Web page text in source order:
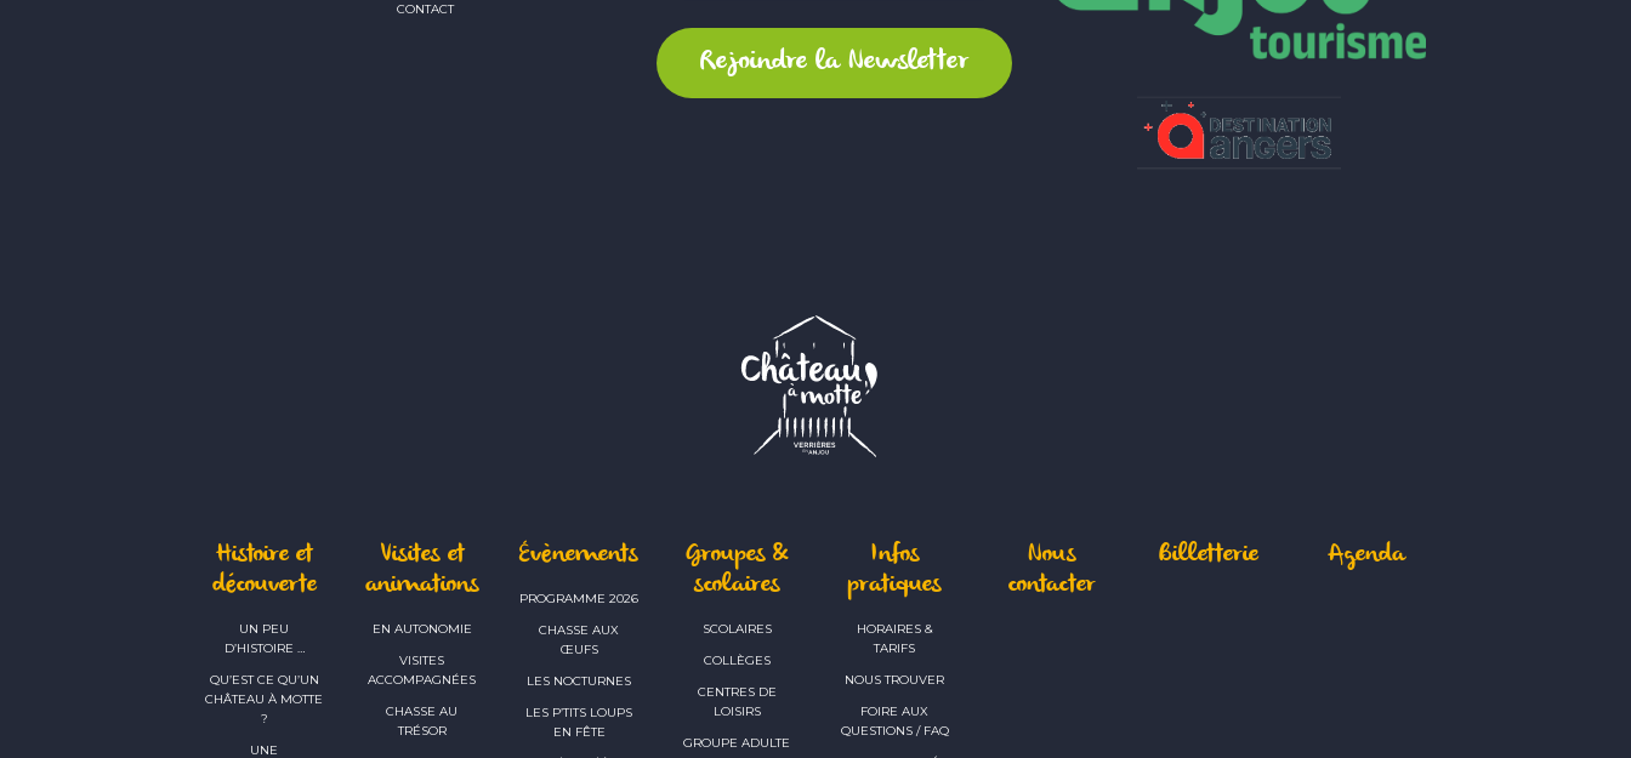
CONTACT
Histoire et
découverte
UN PEU
D’HISTOIRE …
QU’EST CE QU’UN
CHÂTEAU À MOTTE
?
UNE
Visites et
animations
EN AUTONOMIE
VISITES
ACCOMPAGNÉES
CHASSE AU
TRÉSOR
Évènements
PROGRAMME 2026
CHASSE AUX
ŒUFS
LES NOCTURNES
LES P’TITS LOUPS
EN FÊTE
Groupes &
scolaires
SCOLAIRES
COLLÈGES
CENTRES DE
LOISIRS
GROUPE ADULTE
Infos
pratiques
HORAIRES &
TARIFS
NOUS TROUVER
FOIRE AUX
QUESTIONS / FAQ
Nous
contacter
Billetterie Agenda